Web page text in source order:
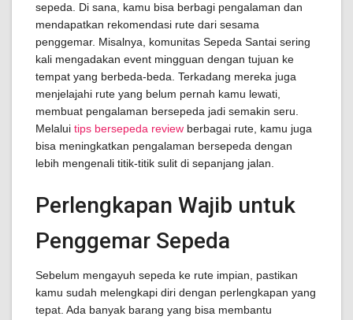
sepeda. Di sana, kamu bisa berbagi pengalaman dan
mendapatkan rekomendasi rute dari sesama
penggemar. Misalnya, komunitas Sepeda Santai sering
kali mengadakan event mingguan dengan tujuan ke
tempat yang berbeda-beda. Terkadang mereka juga
menjelajahi rute yang belum pernah kamu lewati,
membuat pengalaman bersepeda jadi semakin seru.
Melalui tips bersepeda review berbagai rute, kamu juga
bisa meningkatkan pengalaman bersepeda dengan
lebih mengenali titik-titik sulit di sepanjang jalan.
Perlengkapan Wajib untuk
Penggemar Sepeda
Sebelum mengayuh sepeda ke rute impian, pastikan
kamu sudah melengkapi diri dengan perlengkapan yang
tepat. Ada banyak barang yang bisa membantu